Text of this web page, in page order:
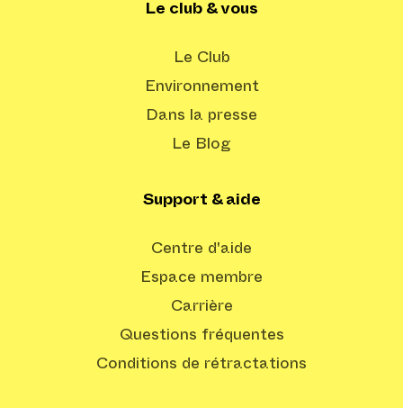
Le club & vous
Le Club
Environnement
Dans la presse
Le Blog
Support & aide
Centre d'aide
Espace membre
Carrière
Questions fréquentes
Conditions de rétractations